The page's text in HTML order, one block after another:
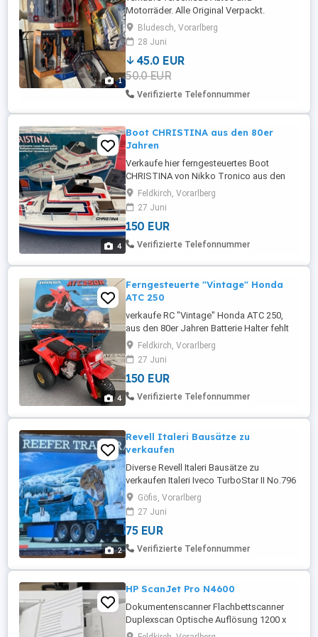
1
Motorräder. Alle Original Verpackt.
Bludesch, Vorarlberg
28 Juni
45.0 EUR
50.0 EUR
Verifizierte Telefonnummer
4
Boot CHRISTINA aus den 80er
Jahren
Verkaufe hier ferngesteuertes Boot
CHRISTINA von Nikko Tronico aus den
80er Jahren Original Fernsteuerung ist
auch dabei
Feldkirch, Vorarlberg
27 Juni
150 EUR
Verifizierte Telefonnummer
4
Ferngesteuerte "Vintage" Honda
ATC 250
verkaufe RC "Vintage" Honda ATC 250,
aus den 80er Jahren Batterie Halter fehlt
Feldkirch, Vorarlberg
27 Juni
150 EUR
Verifizierte Telefonnummer
2
Revell Italeri Bausätze zu
verkaufen
Diverse Revell Italeri Bausätze zu
verkaufen Italeri Iveco TurboStar II No.796
EUR 60 Revell Reefer Trailer No.07544 EUR
75
Göfis, Vorarlberg
27 Juni
75 EUR
Verifizierte Telefonnummer
HP ScanJet Pro N4600
Dokumentenscanner Flachbettscanner
Duplexscan Optische Auflösung 1200 x
1200 dpi Farbtiefe 48 Bits